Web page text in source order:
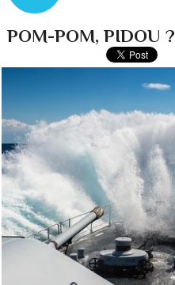
POM-POM, PIDOU ?